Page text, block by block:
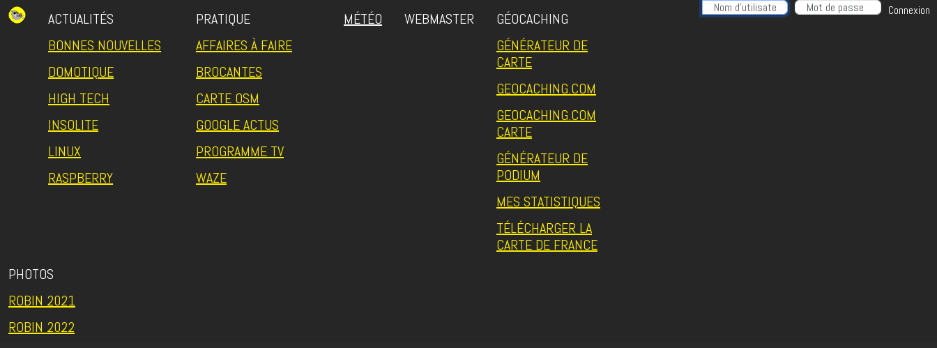
ACTUALITÉS
BONNES NOUVELLES
DOMOTIQUE
HIGH TECH
INSOLITE
LINUX
RASPBERRY
PRATIQUE
AFFAIRES À FAIRE
BROCANTES
CARTE OSM
GOOGLE ACTUS
PROGRAMME TV
WAZE
MÉTÉO WEBMASTER
GÉOCACHING
GÉNÉRATEUR DE
CARTE
GEOCACHING.COM
GEOCACHING.COM
CARTE
GÉNÉRATEUR DE
PODIUM
MES STATISTIQUES
TÉLÉCHARGER LA
CARTE DE FRANCE
PHOTOS
ROBIN 2021
ROBIN 2022
Nom d'utilisateur Connexion